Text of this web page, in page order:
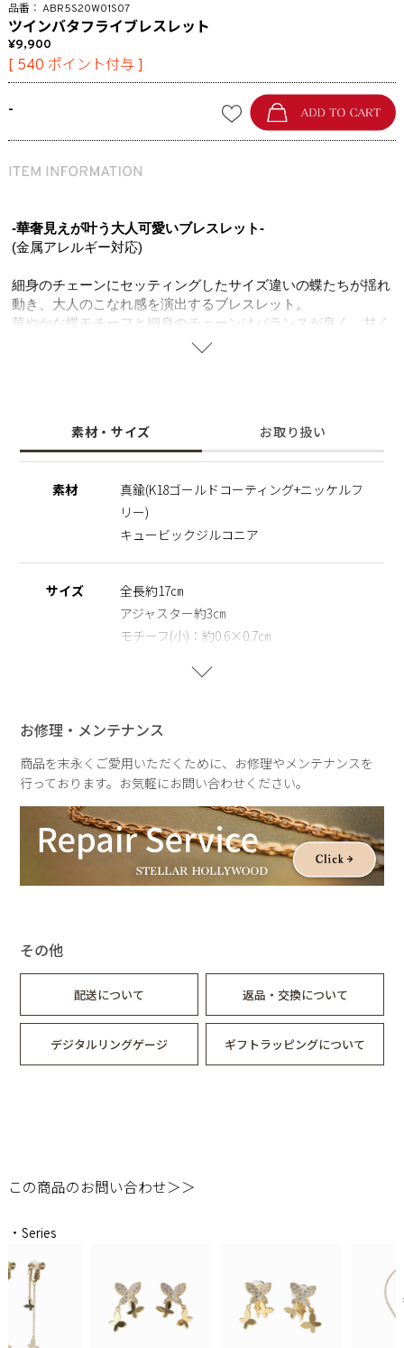
ABR5S20W01S07
ツインバタフライブレスレット
9,900
[ 540 ポイント付与 ]
-
-華奢見えが叶う大人可愛いブレスレット-
(金属アレルギー対応)
細身のチェーンにセッティングしたサイズ違いの蝶たちが揺れ
動き、大人のこなれ感を演出するブレスレット。
華やかな蝶モチーフと細身のチェーンはバランスが良く、甘く
なりすぎない大人可愛いアイテムに仕上げました。
でオフィスシーンでも活躍する万能アイテム。
変化・成長を象徴する蝶モチーフは、あなたに寄り添いそっと
サージカルステンレスとニッケルフリーのやさしい素材で大切
な人へのプレゼントにも、自分へのご褒美にもおすすめです。
ギーを防ぐために、ニッケルをほぼ含まずに作られた素材を指
素材・サイズ お取り扱い
素材
真鍮(K18ゴールドコーティング+ニッケルフ
リー)
キュービックジルコニア
サイズ
全長約17㎝
アジャスター約3㎝
モチーフ(小)：約0.6×0.7㎝
お修理・メンテナンス
商品を末永くご愛用いただくために、お修理やメンテナンスを
行っております。お気軽にお問い合わせください。
その他
配送について 返品・交換について
デジタルリングゲージ ギフトラッピングについて
この商品のお問い合わせ＞＞
・Series